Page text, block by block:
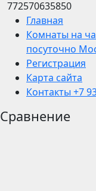
772570635850
Главная
Комнаты на
посуточно
Регистрация
Карта сайта
Контакты +7
Сравнение